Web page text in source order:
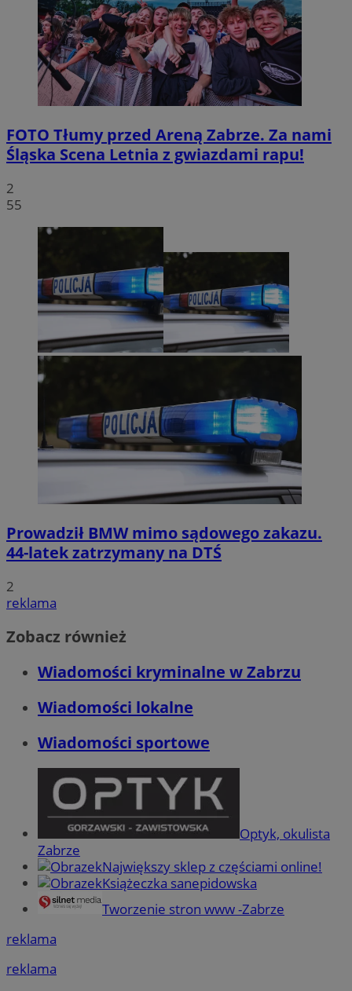
FOTO Tłumy przed Areną Zabrze. Za nami
Śląska Scena Letnia z gwiazdami rapu!
2
55
Prowadził BMW mimo sądowego zakazu.
44-latek zatrzymany na DTŚ
2
reklama
Zobacz również
Wiadomości kryminalne w Zabrzu
Wiadomości lokalne
Wiadomości sportowe
Optyk, okulista
Zabrze
Największy sklep z częściami online!
Książeczka sanepidowska
Tworzenie stron www -Zabrze
reklama
reklama